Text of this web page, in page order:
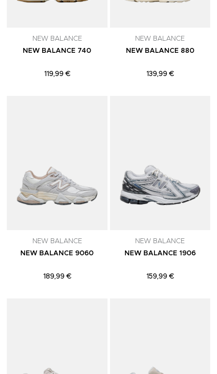
NEW BALANCE
NEW BALANCE 740
119,99 €
NEW BALANCE
NEW BALANCE 880
139,99 €
NEW BALANCE
NEW BALANCE 9060
189,99 €
NEW BALANCE
NEW BALANCE 1906
159,99 €